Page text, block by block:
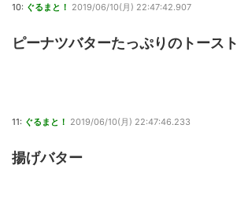
10: ぐるまと！ 2019/06/10(月) 22:47:42.907
ピーナツバターたっぷりのトースト
11: ぐるまと！ 2019/06/10(月) 22:47:46.233
揚げバター